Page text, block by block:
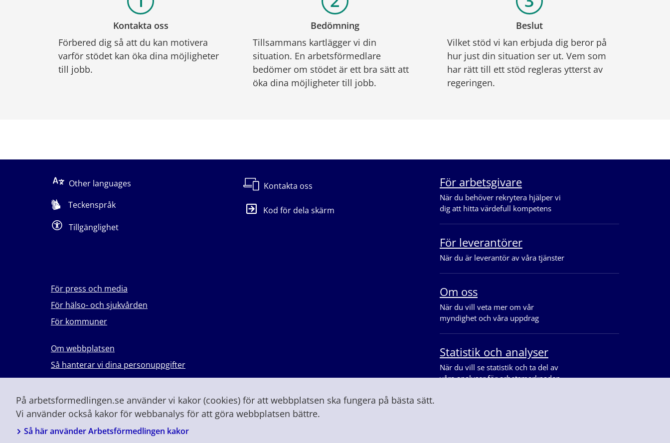
På arbetsformedlingen.se använder vi kakor (cookies) för att webbplatsen ska fungera på bästa sätt.
Vi använder också kakor för webbanalys för att göra webbplatsen bättre.
Så här använder Arbetsförmedlingen kakor
Kontakta oss
Förbered dig så att du kan motivera
varför stödet kan öka dina möjligheter
till jobb.
Bedömning
Tillsammans kartlägger vi din
situation. En arbetsförmedlare
bedömer om stödet är ett bra sätt att
öka dina möjligheter till jobb.
Beslut
Vilket stöd vi kan erbjuda dig beror på
hur just din situation ser ut. Vem som
har rätt till ett stöd regleras ytterst av
regeringen.
Other languages
Teckenspråk
Tillgänglighet
Kontakta oss
Kod för dela skärm
För press och media
För hälso- och sjukvården
För kommuner
Om webbplatsen
Så hanterar vi dina personuppgifter
Lever du med våld i en nära relation?
Vid höjd beredskap och krig
För arbetsgivare
När du behöver rekrytera hjälper vi
dig att hitta värdefull kompetens
För leverantörer
När du är leverantör av våra tjänster
Om oss
När du vill veta mer om vår
myndighet och våra uppdrag
Statistik och analyser
När du vill se statistik och ta del av
våra analyser för arbetsmarknaden